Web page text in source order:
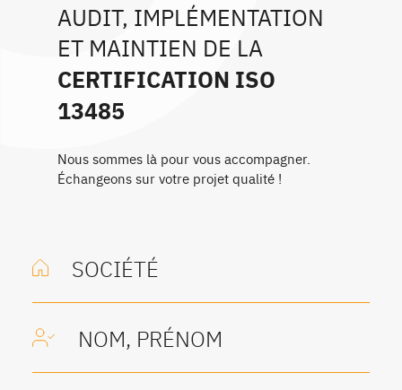
AUDIT, IMPLÉMENTATION
ET MAINTIEN DE LA
CERTIFICATION ISO
13485
Nous sommes là pour vous accompagner.
Échangeons sur votre projet qualité !